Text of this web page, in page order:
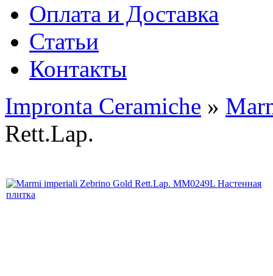
Оплата и Доставка
Статьи
Контакты
Impronta Ceramiche »
Rett.Lap.